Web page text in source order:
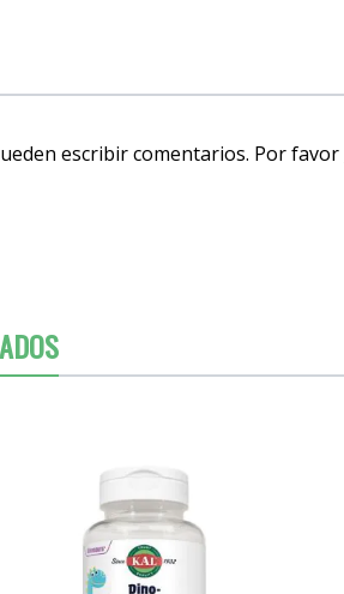
escribir comentarios. Por favor